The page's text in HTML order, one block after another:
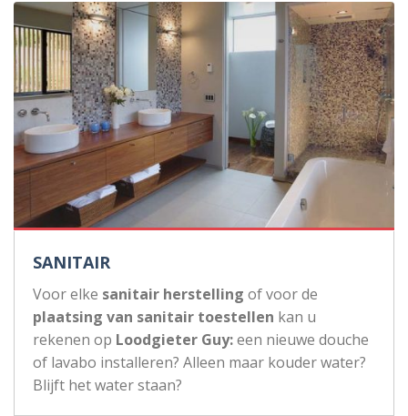
SANITAIR
Voor elke sanitair herstelling of voor de
plaatsing van sanitair toestellen kan u
rekenen op Loodgieter Guy:een nieuwe douche
of lavabo installeren? Alleen maar kouder water?
Blijft het water staan?